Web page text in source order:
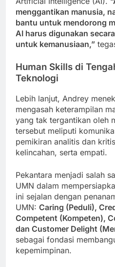
menggantikan manusia,
bantu untuk mendorong
AI harus digunakan
untuk kemanusiaan,”
Human Skills di
Teknologi
Lebih lanjut, Andrey
mengasah keterampilan
yang tak tergantikan oleh
tersebut meliputi
pemikiran analitis dan
kelincahan, serta empati.
Pekantara menjadi salah
UMN dalam
ini sejalan dengan
UMN: Caring (Peduli),
Competent (Kompeten),
dan Customer Delight
sebagai fondasi
kepemimpinan.